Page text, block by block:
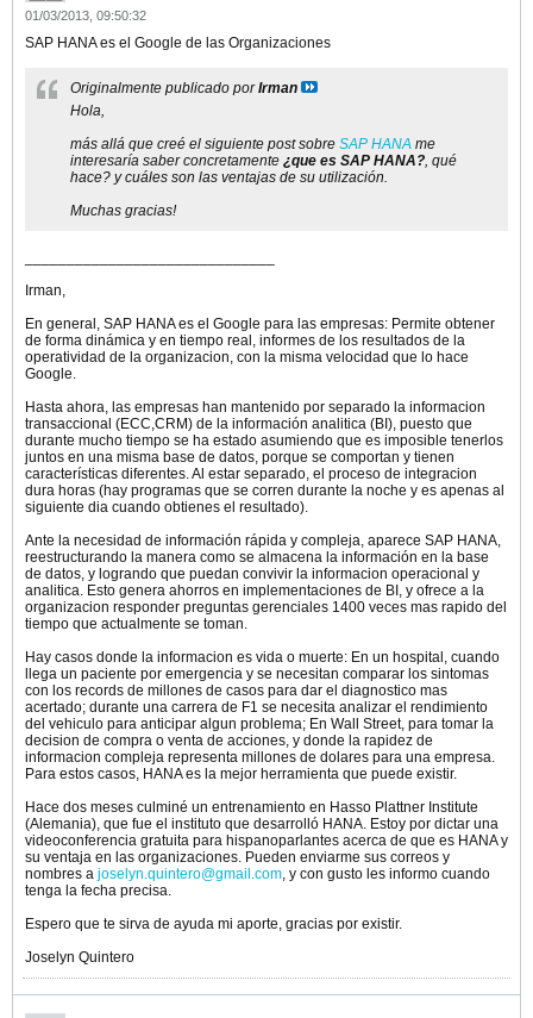
01/03/2013, 09:50:32
SAP HANA es el Google de las Organizaciones
Originalmente publicado porIrman
Hola,
más allá que creé el siguiente post sobre SAP HANA me
interesaría saber concretamente ¿que es SAP HANA?, qué
hace? y cuáles son las ventajas de su utilización.
Muchas gracias!
Irman,
En general, SAP HANA es el Google para las empresas: Permite obtener
de forma dinámica y en tiempo real, informes de los resultados de la
operatividad de la organizacion, con la misma velocidad que lo hace
Google.
Hasta ahora, las empresas han mantenido por separado la informacion
transaccional (ECC,CRM) de la información analitica (BI), puesto que
durante mucho tiempo se ha estado asumiendo que es imposible tenerlos
juntos en una misma base de datos, porque se comportan y tienen
características diferentes. Al estar separado, el proceso de integracion
dura horas (hay programas que se corren durante la noche y es apenas al
siguiente dia cuando obtienes el resultado).
Ante la necesidad de información rápida y compleja, aparece SAP HANA,
reestructurando la manera como se almacena la información en la base
de datos, y logrando que puedan convivir la informacion operacional y
analitica. Esto genera ahorros en implementaciones de BI, y ofrece a la
organizacion responder preguntas gerenciales 1400 veces mas rapido del
tiempo que actualmente se toman.
Hay casos donde la informacion es vida o muerte: En un hospital, cuando
llega un paciente por emergencia y se necesitan comparar los sintomas
con los records de millones de casos para dar el diagnostico mas
acertado; durante una carrera de F1 se necesita analizar el rendimiento
del vehiculo para anticipar algun problema; En Wall Street, para tomar la
decision de compra o venta de acciones, y donde la rapidez de
informacion compleja representa millones de dolares para una empresa.
Para estos casos, HANA es la mejor herramienta que puede existir.
Hace dos meses culminé un entrenamiento en Hasso Plattner Institute
(Alemania), que fue el instituto que desarrolló HANA. Estoy por dictar una
videoconferencia gratuita para hispanoparlantes acerca de que es HANA y
su ventaja en las organizaciones. Pueden enviarme sus correos y
nombres a joselyn.quintero@gmail.com, y con gusto les informo cuando
tenga la fecha precisa.
Espero que te sirva de ayuda mi aporte, gracias por existir.
Joselyn Quintero